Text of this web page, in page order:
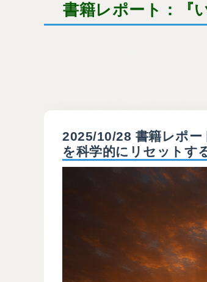
書籍レポート：『
2025/10/28 書籍レポ
を科学的にリセットす